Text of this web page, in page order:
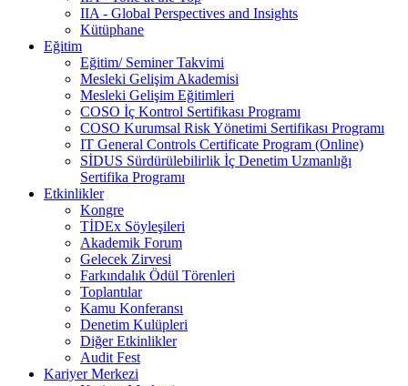
IIA - Global Perspectives and Insights
Kütüphane
Eğitim
Eğitim/ Seminer Takvimi
Mesleki Gelişim Akademisi
Mesleki Gelişim Eğitimleri
COSO İç Kontrol Sertifikası Programı
COSO Kurumsal Risk Yönetimi Sertifikası Programı
IT General Controls Certificate Program (Online)
SİDUS Sürdürülebilirlik İç Denetim Uzmanlığı
Sertifika Programı
Etkinlikler
Kongre
TİDEx Söyleşileri
Akademik Forum
Gelecek Zirvesi
Farkındalık Ödül Törenleri
Toplantılar
Kamu Konferansı
Denetim Kulüpleri
Diğer Etkinlikler
Audit Fest
Kariyer Merkezi